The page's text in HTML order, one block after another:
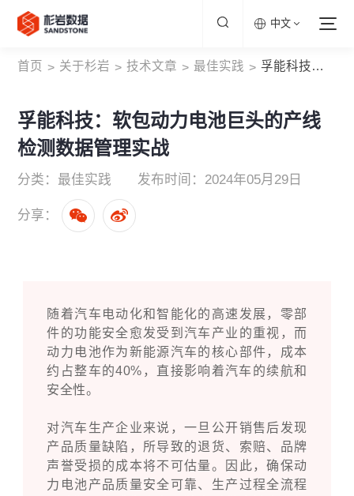
中文
首页 > 关于杉岩 > 技术文章 > 最佳实践 > 孚能科技：软包动力电池巨头的产线检测数据管理实战
孚能科技：软包动力电池巨头的产线
检测数据管理实战
分类：最佳实践 发布时间：2024年05月29日
分享：
随着汽车电动化和智能化的高速发展，零部
件的功能安全愈发受到汽车产业的重视，而
动力电池作为新能源汽车的核心部件，成本
约占整车的40%，直接影响着汽车的续航和
安全性。
对汽车生产企业来说，一旦公开销售后发现
产品质量缺陷，所导致的退货、索赔、品牌
声誉受损的成本将不可估量。因此，确保动
力电池产品质量安全可靠、生产过程全流程